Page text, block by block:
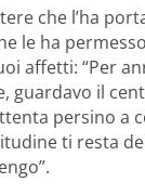
che l’ha
le ha
affetti: “Per
guardavo il
persino a
ti resta